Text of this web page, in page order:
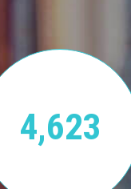
4,623